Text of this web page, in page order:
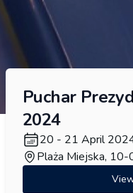
Puchar
2024
20 - 21 April
Plaża Miejska,